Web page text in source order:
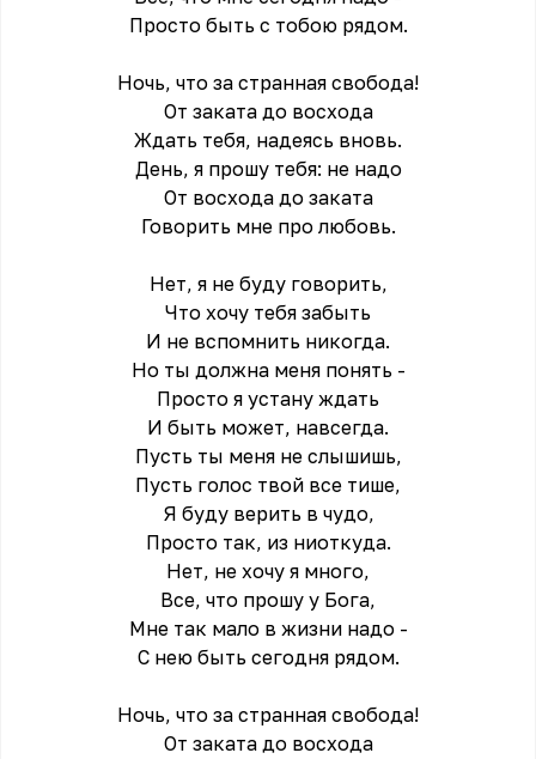
Просто быть с тобою рядом.
Ночь, что за странная свобода!
От заката до восхода
Ждать тебя, надеясь вновь.
День, я прошу тебя: не надо
От восхода до заката
Говорить мне про любовь.
Нет, я не буду говорить,
Что хочу тебя забыть
И не вспомнить никогда.
Но ты должна меня понять -
Просто я устану ждать
И быть может, навсегда.
Пусть ты меня не слышишь,
Пусть голос твой все тише,
Я буду верить в чудо,
Просто так, из ниоткуда.
Нет, не хочу я много,
Все, что прошу у Бога,
Мне так мало в жизни надо -
С нею быть сегодня рядом.
Ночь, что за странная свобода!
От заката до восхода